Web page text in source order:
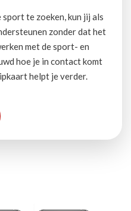
te zoeken, kun jij als
zonder dat het
met de sport- en
hoe je in contact komt
helpt je verder.